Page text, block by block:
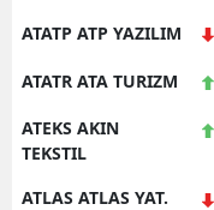
ATATP ATP YAZILIM
ATATR ATA TURIZM
ATEKS AKIN
TEKSTIL
ATLAS ATLAS YAT.